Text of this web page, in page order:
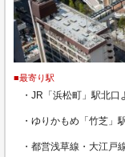
■最寄り駅
・JR「浜松町」駅北口
・ゆりかもめ「竹芝」
・都営浅草線・大江戸